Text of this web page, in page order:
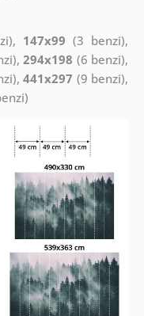
147x99 (3 benzi),
294x198 (6 benzi),
441x297 (9 benzi),